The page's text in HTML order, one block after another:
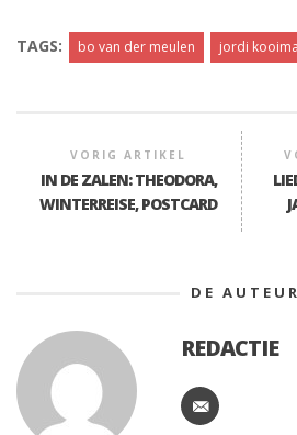
TAGS: bo van der meulen jordi
VORIG ARTIKEL
IN DE ZALEN: THEODORA,
WINTERREISE, POSTCARD
DE AUTEUR
REDACTIE